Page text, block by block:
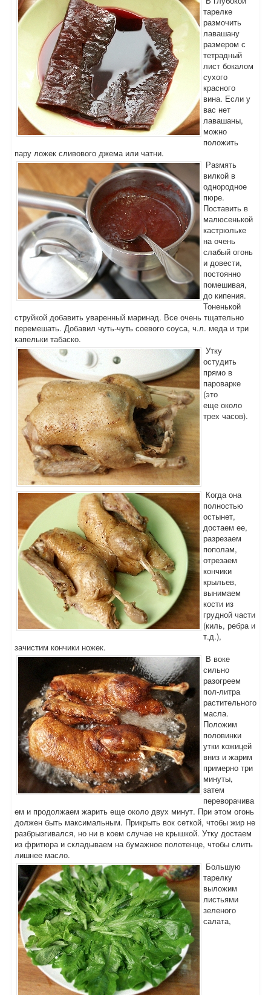
тарелке
размочить
лавашану
размером с
тетрадный
лист бокалом
сухого
красного
вина. Если у
вас нет
лавашаны,
можно
положить
пару ложек сливового джема или чатни.
Размять
вилкой в
однородное
пюре.
Поставить в
малюсенькой
кастрюльке
на очень
слабый огонь
и довести,
постоянно
помешивая,
до кипения.
Тоненькой
струйкой добавить уваренный маринад. Все очень тщательно
перемешать. Добавил чуть-чуть соевого соуса, ч.л. меда и три
капельки табаско.
Утку
остудить
прямо в
пароварке
(это
еще около
трех часов).
Когда она
полностью
остынет,
достаем ее,
разрезаем
пополам,
отрезаем
кончики
крыльев,
вынимаем
кости из
грудной части
(киль, ребра и
т.д.),
зачистим кончики ножек.
В воке
сильно
разогреем
пол-литра
растительного
масла.
Положим
половинки
утки кожицей
вниз и жарим
примерно три
минуты,
затем
переворачива
ем и продолжаем жарить еще около двух минут. При этом огонь
должен быть максимальным. Прикрыть вок сеткой, чтобы жир не
разбрызгивался, но ни в коем случае не крышкой. Утку достаем
из фритюра и складываем на бумажное полотенце, чтобы слить
лишнее масло.
Большую
тарелку
выложим
листьями
зеленого
салата,